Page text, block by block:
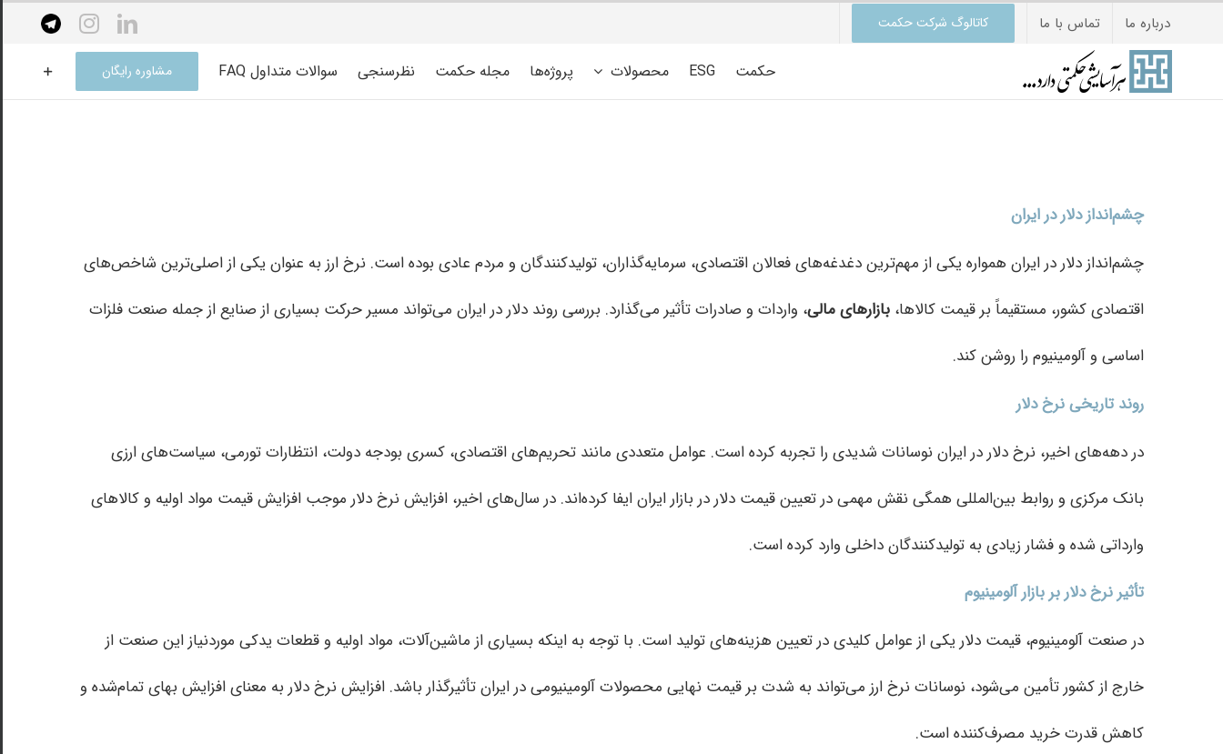
درباره ما تماس با ما کاتالوگ شرکت حکمت linkedin
instagram
حکمت ESG محصولات پروژه‌ها مجله حکمت نظرسنجی سوالات متداول FAQ مشاوره رایگان
چشم‌انداز دلار در ایران
چشم‌انداز دلار در ایران همواره یکی از مهم‌ترین دغدغه‌های فعالان اقتصادی، سرمایه‌گذاران، تولیدکنندگان و مردم عادی بوده است. نرخ ارز به عنوان یکی از اصلی‌ترین شاخص‌های
اقتصادی کشور، مستقیماً بر قیمت کالاها، بازارهای مالی، واردات و صادرات تأثیر می‌گذارد. بررسی روند دلار در ایران می‌تواند مسیر حرکت بسیاری از صنایع از جمله صنعت فلزات
اساسی و آلومینیوم را روشن کند.
روند تاریخی نرخ دلار
در دهه‌های اخیر، نرخ دلار در ایران نوسانات شدیدی را تجربه کرده است. عوامل متعددی مانند تحریم‌های اقتصادی، کسری بودجه دولت، انتظارات تورمی، سیاست‌های ارزی
بانک مرکزی و روابط بین‌المللی همگی نقش مهمی در تعیین قیمت دلار در بازار ایران ایفا کرده‌اند. در سال‌های اخیر، افزایش نرخ دلار موجب افزایش قیمت مواد اولیه و کالاهای
وارداتی شده و فشار زیادی به تولیدکنندگان داخلی وارد کرده است.
تأثیر نرخ دلار بر بازار آلومینیوم
در صنعت آلومینیوم، قیمت دلار یکی از عوامل کلیدی در تعیین هزینه‌های تولید است. با توجه به اینکه بسیاری از ماشین‌آلات، مواد اولیه و قطعات یدکی موردنیاز این صنعت از
خارج از کشور تأمین می‌شود، نوسانات نرخ ارز می‌تواند به شدت بر قیمت نهایی محصولات آلومینیومی در ایران تأثیرگذار باشد. افزایش نرخ دلار به معنای افزایش بهای تمام‌شده و
کاهش قدرت خرید مصرف‌کننده است.